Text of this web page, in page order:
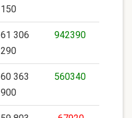
150
61 306
290
942390
60 363
900
560340